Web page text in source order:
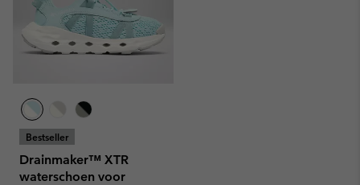
Bestseller
Drainmaker™ XTR
waterschoen voor